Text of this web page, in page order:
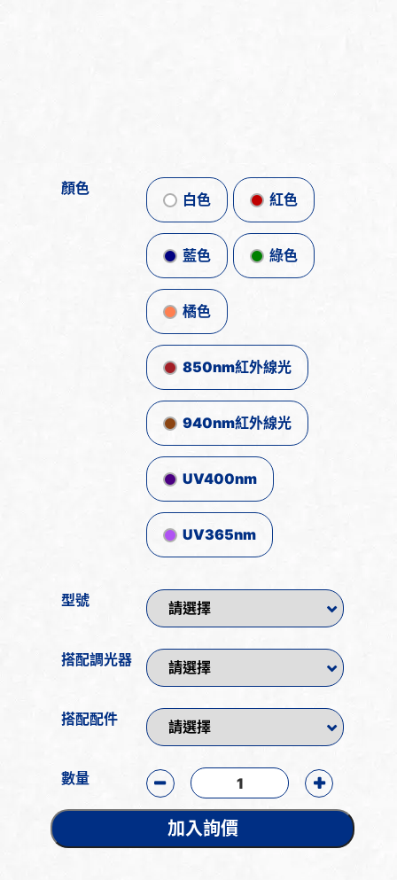
顏色
白色 紅色
藍色 綠色
橘色
850nm紅外線光
940nm紅外線光
UV400nm
UV365nm
型號
搭配調光器
搭配配件
數量
加入詢價